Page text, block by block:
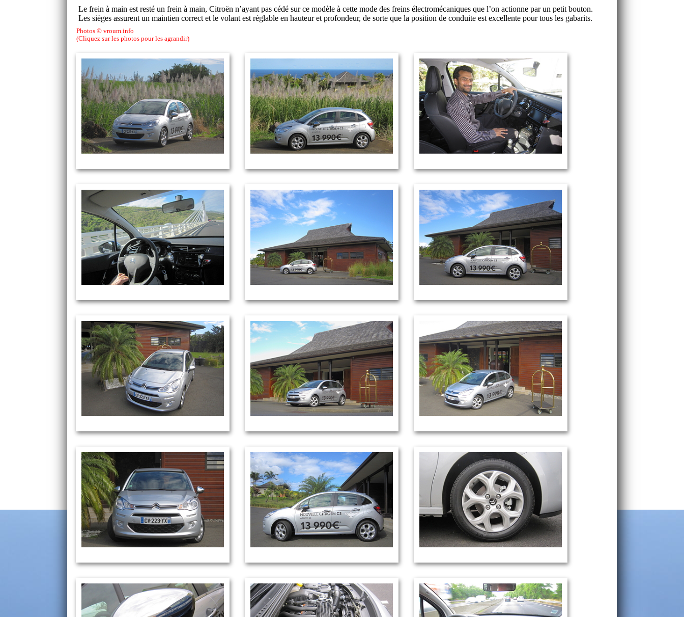
Le frein à main est resté un frein à main, Citroën n’ayant pas cédé sur ce modèle à cette mode des freins électromécaniques que l’on actionne par un petit bouton.
Les sièges assurent un maintien correct et le volant est réglable en hauteur et profondeur, de sorte que la position de conduite est excellente pour tous les gabarits.
Photos © vroum.info
(Cliquez sur les photos pour les agrandir)